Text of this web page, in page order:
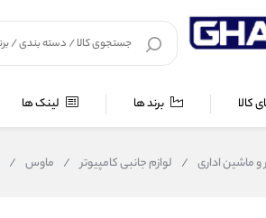
کالا برند ها لینک ها
و ماشین اداری / لوازم جانبی کامپیوتر / ماوس /